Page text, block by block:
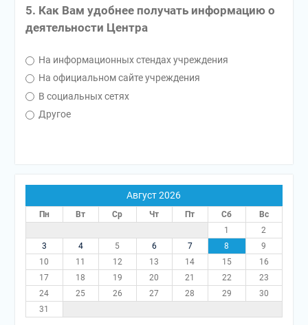
5. Как Вам удобнее получать информацию о
деятельности Центра
На информационных стендах учреждения
На официальном сайте учреждения
В социальных сетях
Другое
Август 2026
Пн Вт Ср Чт Пт Сб
Вс
1
2
3
4 5 6 7 8
9
10
11 12 13 14 15
16
17
18 19 20 21 22
23
24
25 26 27 28 29
30
31